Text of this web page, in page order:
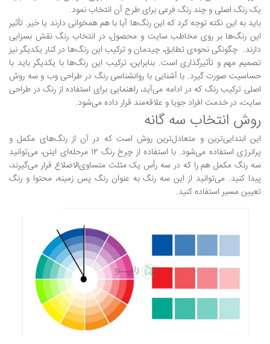
یک رنگ اصلی و چند رنگ فرعی برای طرح آن انتخاب نمود.
باید به این نکته توجه کرد که این رنگ‌ها آیا با هم همخوانی دارند یا خیر. تأثیر
این رنگ‌ها بر روی مخاطب سایت و محصول، در انتخاب رنگ نقش بسزایی
دارند. چگونگی نحوه‌ی تطابق، چیدمان و ترکیب این رنگ‌ها در کنار یکدیگر نیز
تصمیم مهم و تأثیرگذاری است. بنابراین، ترکیب این رنگ‌ها با یکدیگر باید با
حساسیت صورت گیرد. با آشنایی با روانشناسی رنگ در طراحی وب و سه روش
اصلی ترکیب رنگ که در ادامه می‌آید، راهنمایی برای استفاده از رنگ در طراحی
سایت، در خدمت افراد جویا و علاقه‌مند قرار داده می‌شود.
روش انتخاب سه گانه
این ابتدایی‌ترین و متعادل‌ترین روش است که در آن از رنگ‌های مکمل و
پرانرژی استفاده می‌شود. با استفاده از چرخ رنگ 12 مرحله‌ای ایتن، می‌توانید
سه رنگ مکمل هم را که در سه رأس یک مثلث متساوی‌الاضلاع قرار می‌گیرند،
پیدا کنید. می‌توانید از این سه رنگ به عنوان رنگ پس زمینه، محتوا و رنگ
تعیین مسیر استفاده کنید.